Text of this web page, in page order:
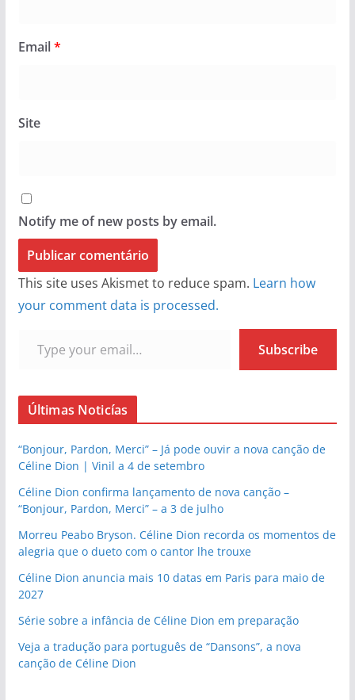
Email*
Site
Notify me of new posts by email.
This site uses Akismet to reduce spam. Learn how
your comment data is processed.
Subscribe
Últimas Noticías
“Bonjour, Pardon, Merci” – Já pode ouvir a nova canção de
Céline Dion | Vinil a 4 de setembro
Céline Dion confirma lançamento de nova canção –
“Bonjour, Pardon, Merci” – a 3 de julho
Morreu Peabo Bryson. Céline Dion recorda os momentos de
alegria que o dueto com o cantor lhe trouxe
Céline Dion anuncia mais 10 datas em Paris para maio de
2027
Série sobre a infância de Céline Dion em preparação
Veja a tradução para português de “Dansons”, a nova
canção de Céline Dion